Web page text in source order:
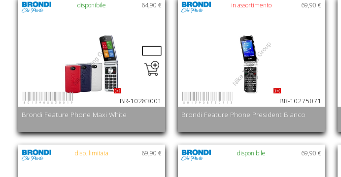
64,90 €
Brondi Feature Phone Maxi White
disponibile
BR-10283001
8015908830019
69,90 €
Brondi Feature Phone President Bianco
in assortimento
BR-10275071
8015908750713
69,90 €
disp. limitata 69,90 €
disponibile